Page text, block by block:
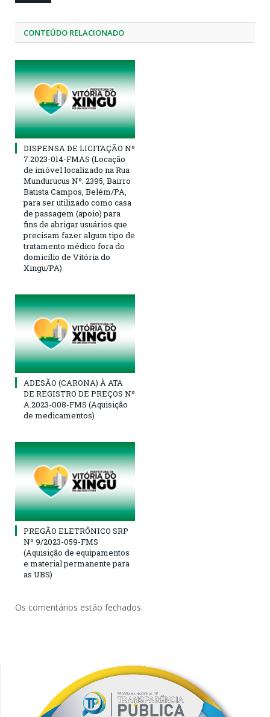
CONTEÚDO RELACIONADO
DISPENSA DE LICITAÇÃO Nº
7.2023-014-FMAS (Locação
de imóvel localizado na Rua
Mundurucus Nº. 2395, Bairro
Batista Campos, Belém/PA,
para ser utilizado como casa
de passagem (apoio) para
fins de abrigar usuários que
precisam fazer algum tipo de
tratamento médico fora do
domicílio de Vitória do
Xingu/PA)
ADESÃO (CARONA) À ATA
DE REGISTRO DE PREÇOS Nº
A.2023-008-FMS (Aquisição
de medicamentos)
PREGÃO ELETRÔNICO SRP
Nº 9/2023-059-FMS
(Aquisição de equipamentos
e material permanente para
as UBS)
Os comentários estão fechados.